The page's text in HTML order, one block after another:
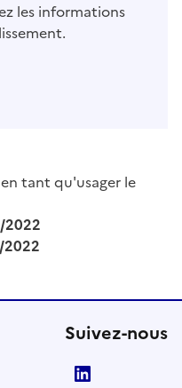
les informations
tant qu'usager le
2022
Suivez-nous